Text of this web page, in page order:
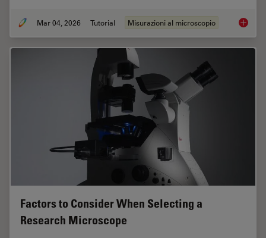
Mar 04, 2026 Tutorial Misurazioni al microscopio
Factors to Consider When Selecting a
Research Microscope